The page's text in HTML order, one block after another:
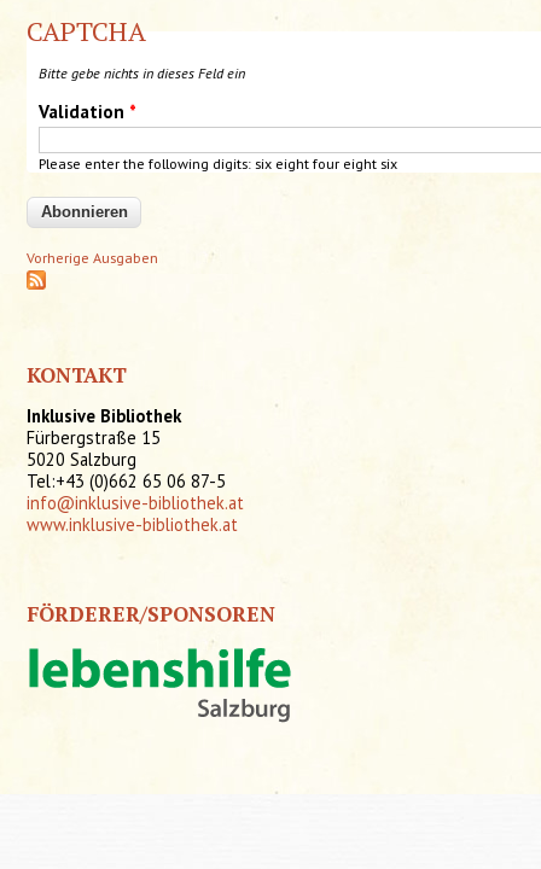
CAPTCHA
Bitte gebe nichts in dieses Feld ein
Validation *
Please enter the following digits: six eight four eight six
Vorherige Ausgaben
KONTAKT
Inklusive Bibliothek
Fürbergstraße 15
5020 Salzburg
Tel:+43 (0)662 65 06 87-5
info@inklusive-bibliothek.at
www.inklusive-bibliothek.at
FÖRDERER/SPONSOREN